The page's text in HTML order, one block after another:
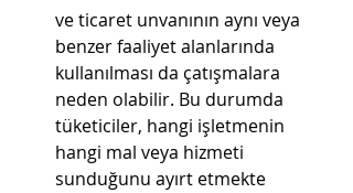
ve ticaret unvanının aynı veya
benzer faaliyet alanlarında
kullanılması da çatışmalara
neden olabilir. Bu durumda
tüketiciler, hangi işletmenin
hangi mal veya hizmeti
sunduğunu ayırt etmekte